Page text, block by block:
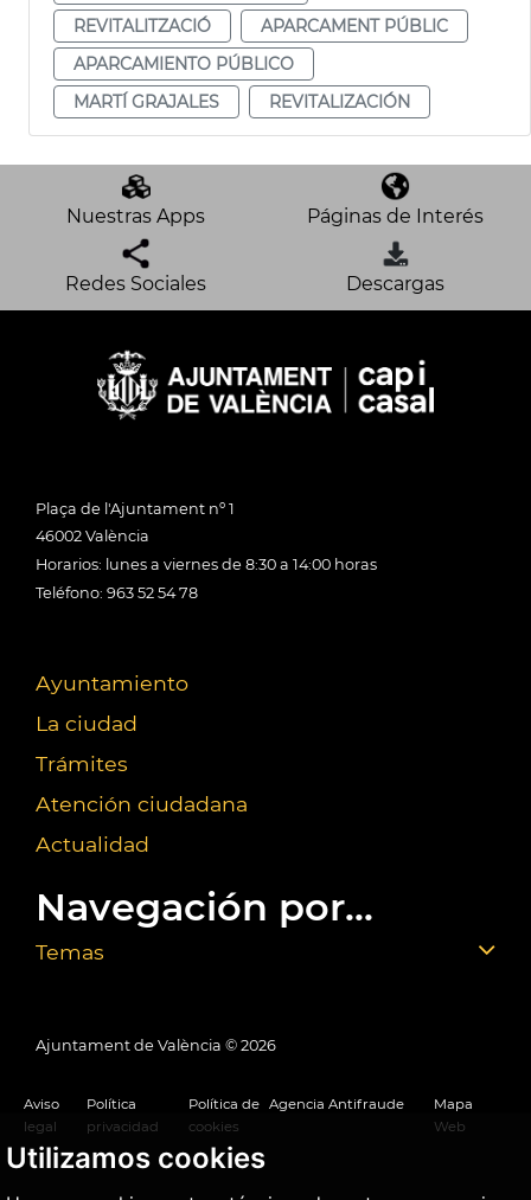
Utilizamos cookies
REVITALITZACIÓ
APARCAMENT PÚBLIC
APARCAMIENTO PÚBLICO
MARTÍ GRAJALES
REVITALIZACIÓN
Nuestras Apps Páginas de Interés
Redes Sociales Descargas
Plaça de l'Ajuntament nº 1
46002 València
Horarios: lunes a viernes de 8:30 a 14:00 horas
Teléfono: 963 52 54 78
Ayuntamiento
La ciudad
Trámites
Atención ciudadana
Actualidad
Navegación por...
Temas
Ajuntament de València © 2026
Aviso
legal
Política
privacidad
Política de
cookies
Agencia Antifraude
Mapa
Web